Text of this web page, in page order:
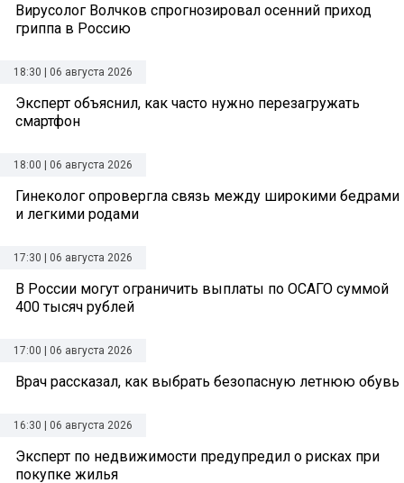
Вирусолог Волчков спрогнозировал осенний приход
гриппа в Россию
18:30 | 06 августа 2026
Эксперт объяснил, как часто нужно перезагружать
смартфон
18:00 | 06 августа 2026
Гинеколог опровергла связь между широкими бедрами
и легкими родами
17:30 | 06 августа 2026
В России могут ограничить выплаты по ОСАГО суммой
400 тысяч рублей
17:00 | 06 августа 2026
Врач рассказал, как выбрать безопасную летнюю обувь
16:30 | 06 августа 2026
Эксперт по недвижимости предупредил о рисках при
покупке жилья